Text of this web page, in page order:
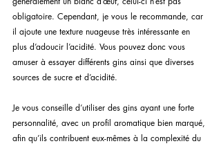
obligatoire. Cependant, je vous le recommande, car
il ajoute une texture nuageuse très intéressante en
plus d’adoucir l’acidité. Vous pouvez donc vous
amuser à essayer différents gins ainsi que diverses
sources de sucre et d’acidité.
Je vous conseille d’utiliser des gins ayant une forte
personnalité, avec un profil aromatique bien marqué,
afin qu’ils contribuent eux-mêmes à la complexité du